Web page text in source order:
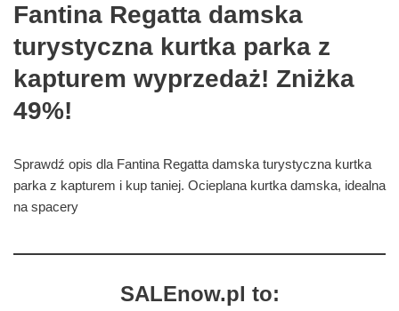
Fantina Regatta damska
turystyczna kurtka parka z
kapturem wyprzedaż! Zniżka
49%!
Sprawdź opis dla Fantina Regatta damska turystyczna kurtka
parka z kapturem i kup taniej. Ocieplana kurtka damska, idealna
na spacery
SALEnow.pl to: